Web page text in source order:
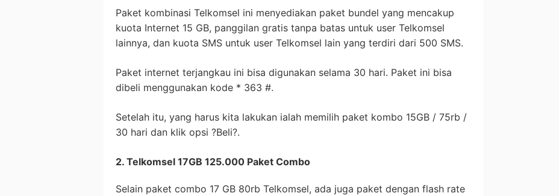
Paket kombinasi Telkomsel ini menyediakan paket bundel yang mencakup
kuota Internet 15 GB, panggilan gratis tanpa batas untuk user Telkomsel
lainnya, dan kuota SMS untuk user Telkomsel lain yang terdiri dari 500 SMS.
Paket internet terjangkau ini bisa digunakan selama 30 hari. Paket ini bisa
dibeli menggunakan kode * 363 #.
Setelah itu, yang harus kita lakukan ialah memilih paket kombo 15GB / 75rb /
30 hari dan klik opsi ?Beli?.
2. Telkomsel 17GB 125.000 Paket Combo
Selain paket combo 17 GB 80rb Telkomsel, ada juga paket dengan flash rate